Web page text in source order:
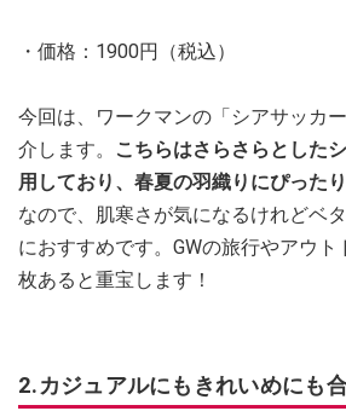
・価格：1900円（税込）
今回は、ワークマンの「シアサッカ
介します。
こちらはさらさらとした
用しており、春夏の羽織りにぴったり
なので、肌寒さが気になるけれどベ
におすすめです。GWの旅行やアウト
枚あると重宝します！
2.カジュアルにもきれいめにも